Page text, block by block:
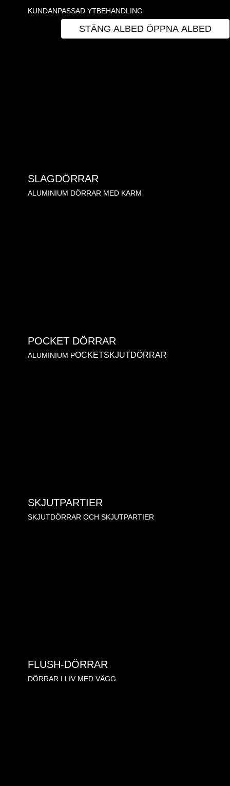
KUNDANPASSAD YTBEHANDLING
STÄNG ALBED ÖPPNA ALBED
SLAGDÖRRAR
ALUMINIUM DÖRRAR MED KARM
POCKET DÖRRAR
ALUMINIUM POCKETSKJUTDÖRRAR
SKJUTPARTIER
SKJUTDÖRRAR OCH SKJUTPARTIER
FLUSH-DÖRRAR
DÖRRAR I LIV MED VÄGG